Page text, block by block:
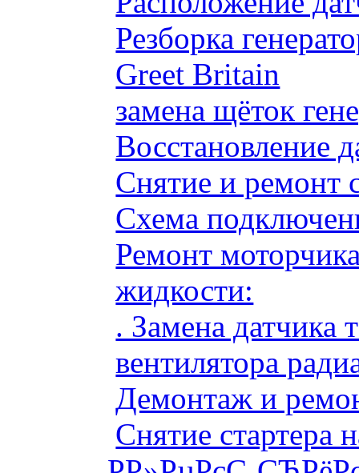
Резборка
Greet Britain
замена щёток
Восстановление
Снятие и ремонт
Схема
Ремонт
жидкости:
. Замена
вентилятора
Демонтаж и
Снятие